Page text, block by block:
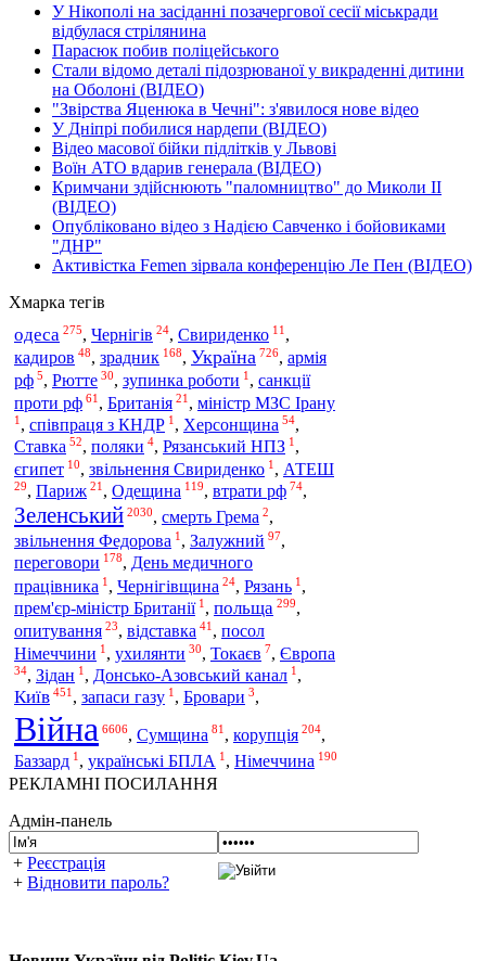
У Нікополі на засіданні позачергової сесії міськради
відбулася стрілянина
Парасюк побив поліцейського
Стали відомо деталі підозрюваної у викраденні дитини
на Оболоні (ВІДЕО)
"Звірства Яценюка в Чечні": з'явилося нове відео
У Дніпрі побилися нардепи (ВІДЕО)
Відео масової бійки підлітків у Львові
Воїн АТО вдарив генерала (ВІДЕО)
Кримчани здійснюють "паломництво" до Миколи ІІ
(ВІДЕО)
Опубліковано відео з Надією Савченко і бойовиками
"ДНР"
Активістка Femen зірвала конференцію Ле Пен (ВІДЕО)
Хмарка тегів
одеса 275, Чернігів 24, Свириденко 11 ,
кадиров 48, зрадник 168, Україна 726, армія
рф 5, Рютте 30, зупинка роботи 1 , санкції
проти рф 61 , Британія 21 , міністр МЗС Ірану
1 , співпраця з КНДР 1 , Херсонщина 54,
Ставка 52, поляки 4, Рязанський НПЗ 1 ,
єгипет 10, звільнення Свириденко 1 , АТЕШ
29, Париж 21 , Одещина 119, втрати рф 74,
Зеленський 2030, смерть Грема 2,
звільнення Федорова 1 , Залужний 97,
переговори 178, День медичного
працівника 1 , Чернігівщина 24, Рязань 1 ,
прем'єр-міністр Британії 1 , польща 299,
опитування 23, відставка 41, посол
Німеччини 1 , ухилянти 30, Токаєв 7, Європа
34, Зідан 1 , Донсько-Азовський канал 1 ,
Київ 451, запаси газу 1, Бровари 3,
Війна 6606, Сумщина 81, корупція 204,
Баззард 1 , українські БПЛА 1 , Німеччина 190
РЕКЛАМНІ ПОСИЛАННЯ
Адмін-панель
+ Реєстрація
+ Відновити пароль?